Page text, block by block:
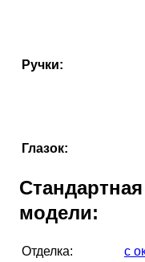
Ручки:
Глазок:
модели:
Отделка:
с